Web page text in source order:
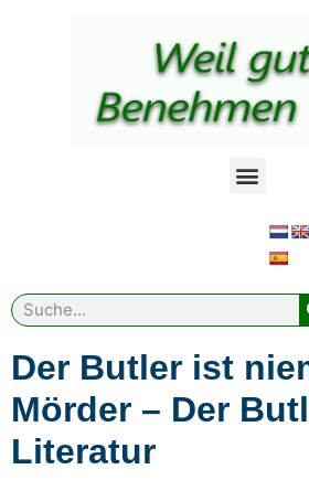
Der Butler ist
Mörder – Der
Literatur